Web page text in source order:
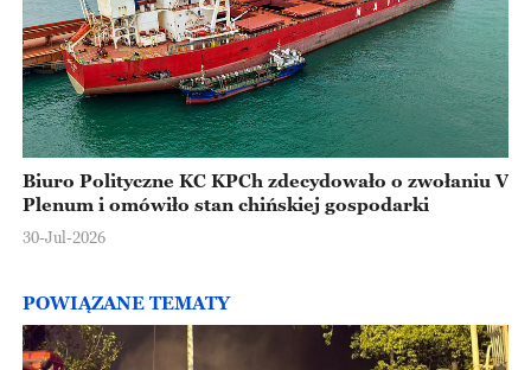
Biuro Polityczne KC KPCh zdecydowało o zwołaniu V
Plenum i omówiło stan chińskiej gospodarki
30-Jul-2026
POWIĄZANE TEMATY